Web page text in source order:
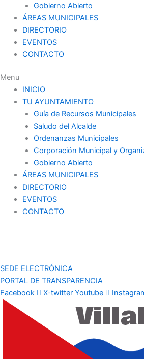
Gobierno Abierto
ÁREAS MUNICIPALES
DIRECTORIO
EVENTOS
CONTACTO
Menu
INICIO
TU AYUNTAMIENTO
Guía de Recursos Municipales
Saludo del Alcalde
Ordenanzas Municipales
Corporación Municipal y
Gobierno Abierto
ÁREAS MUNICIPALES
DIRECTORIO
EVENTOS
CONTACTO
SEDE ELECTRÓNICA
PORTAL DE TRANSPARENCIA
Facebook
X-twitter Youtube